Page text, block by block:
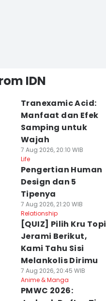
IDN
Tranexamic Acid:
Manfaat dan Efek
Samping untuk
Wajah
7 Aug 2026, 20:10 WIB
Life
Pengertian Human
Design dan 5
Tipenya
7 Aug 2026, 21:20 WIB
Relationship
[QUIZ] Pilih Kru Topi
Jerami Berikut,
Kami Tahu Sisi
Melankolis Dirimu
7 Aug 2026, 20:45 WIB
Anime & Manga
PMWC 2026: